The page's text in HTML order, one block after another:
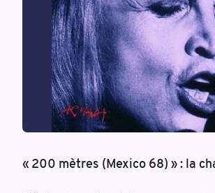
« 200 mètres (Mexico 68) » : la